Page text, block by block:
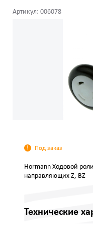
Артикул: 006078
Под заказ
Hormann Ходовой
направляющих Z, BZ
Технические